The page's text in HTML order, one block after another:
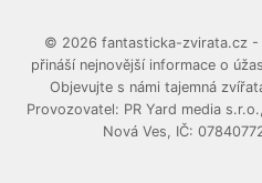
© 2026 fantasticka-zvirata.cz -
přináší nejnovější informace o
Objevujte s námi tajemná
Provozovatel: PR Yard media
Nová Ves, IČ: